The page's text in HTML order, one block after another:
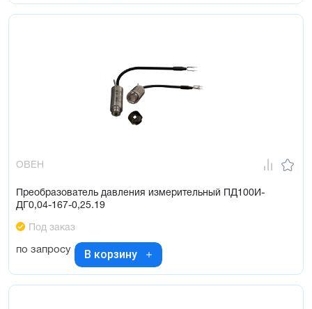
ОВЕН
Преобразователь давления измерительный ПД100И-
ДГ0,04-167-0,25.19
Под заказ
по запросу В корзину